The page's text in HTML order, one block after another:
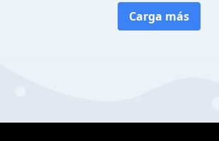
Carga más